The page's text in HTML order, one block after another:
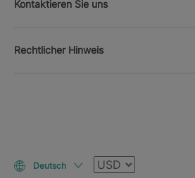
Kontaktieren Sie uns
Rechtlicher Hinweis
Deutsch Währung